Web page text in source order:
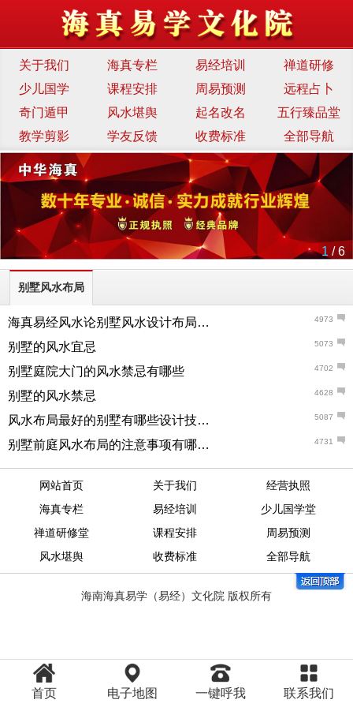
关于我们 海真专栏 易经培训
禅道研修
少儿国学
课程安排 周易预测
远程占卜
奇门遁甲
风水堪舆 起名改名
五行臻品堂
教学剪影
学友反馈 收费标准 全部导航
1 / 6
别墅风水布局
4973
海真易经风水论别墅风水设计布局的要点与注意事项
5073
别墅的风水宜忌
4702
别墅庭院大门的风水禁忌有哪些
4628
别墅的风水禁忌
5087
风水布局最好的别墅有哪些设计技巧？
4731
别墅前庭风水布局的注意事项有哪些？
网站首页 关于我们
经营执照
海真专栏
易经培训
少儿国学堂
禅道研修堂
课程安排
周易预测
风水堪舆
收费标准 全部导航
海南海真易学（易经）文化院 版权所有
首页 电子地图 一键呼我 联系我们